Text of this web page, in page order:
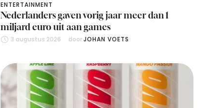
ENTERTAINMENT
Nederlanders gaven vorig jaar meer dan 1
miljard euro uit aan games
3 augustus 2026 door JOHAN VOETS